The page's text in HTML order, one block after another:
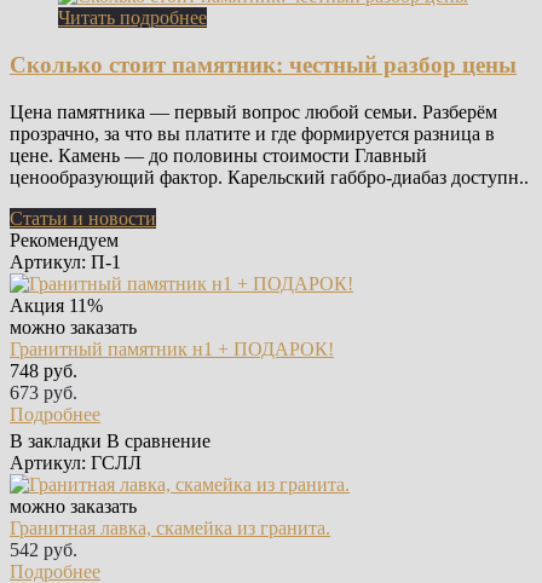
Читать подробнее
Сколько стоит памятник: честный разбор цены
Цена памятника — первый вопрос любой семьи. Разберём
прозрачно, за что вы платите и где формируется разница в
цене. Камень — до половины стоимости Главный
ценообразующий фактор. Карельский габбро-диабаз доступн..
Статьи и новости
Рекомендуем
Артикул: П-1
Акция 11%
можно заказать
Гранитный памятник н1 + ПОДАРОК!
748 руб.
673 руб.
Подробнее
В закладки В сравнение
Артикул: ГСЛЛ
можно заказать
Гранитная лавка, скамейка из гранита.
542 руб.
Подробнее